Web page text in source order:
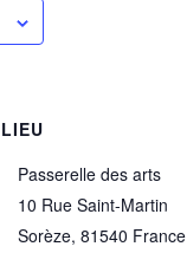
LIEU
Passerelle des arts
10 Rue Saint-Martin
Sorèze, 81540 France